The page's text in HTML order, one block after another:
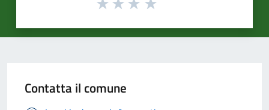
Contatta il comune